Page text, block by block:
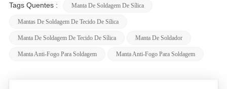
Tags Quentes : Manta De Soldagem De Sílica
Mantas De Soldagem De Tecido De Sílica
Manta De Soldagem De Tecido De Sílica Manta De Soldador
Manta Anti-Fogo Para Soldagem Manta Anti-Fogo Para Soldagem